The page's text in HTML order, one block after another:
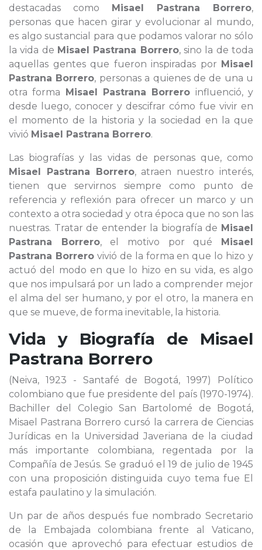
destacadas como Misael Pastrana Borrero,
personas que hacen girar y evolucionar al mundo,
es algo sustancial para que podamos valorar no sólo
la vida de Misael Pastrana Borrero, sino la de toda
aquellas gentes que fueron inspiradas por Misael
Pastrana Borrero, personas a quienes de de una u
otra forma Misael Pastrana Borrero influenció, y
desde luego, conocer y descifrar cómo fue vivir en
el momento de la historia y la sociedad en la que
vivió Misael Pastrana Borrero.
Las biografías y las vidas de personas que, como
Misael Pastrana Borrero, atraen nuestro interés,
tienen que servirnos siempre como punto de
referencia y reflexión para ofrecer un marco y un
contexto a otra sociedad y otra época que no son las
nuestras. Tratar de entender la biografía de Misael
Pastrana Borrero, el motivo por qué Misael
Pastrana Borrerovivió de la forma en que lo hizo y
actuó del modo en que lo hizo en su vida, es algo
que nos impulsará por un lado a comprender mejor
el alma del ser humano, y por el otro, la manera en
que se mueve, de forma inevitable, la historia.
Vida y Biografía de Misael
Pastrana Borrero
(Neiva, 1923 - Santafé de Bogotá, 1997) Político
colombiano que fue presidente del país (1970-1974).
Bachiller del Colegio San Bartolomé de Bogotá,
Misael Pastrana Borrero cursó la carrera de Ciencias
Jurídicas en la Universidad Javeriana de la ciudad
más importante colombiana, regentada por la
Compañía de Jesús. Se graduó el 19 de julio de 1945
con una proposición distinguida cuyo tema fue El
estafa paulatino y la simulación.
Un par de años después fue nombrado Secretario
de la Embajada colombiana frente al Vaticano,
ocasión que aprovechó para efectuar estudios de